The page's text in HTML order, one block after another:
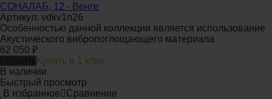
СОНАЛАБ, 12 - Венге
Артикул: vdkv1n26
Особенностью данной коллекции является использование
Акустического вибропоглощающего материала
62 050 ₽
Купить в 1 клик
В наличии
Быстрый просмотр
В избранное
Сравнение